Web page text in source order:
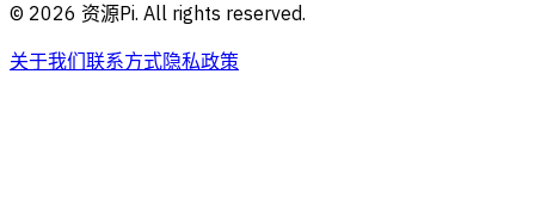
© 2026 资源Pi. All rights reserved.
关于我们联系方式隐私政策